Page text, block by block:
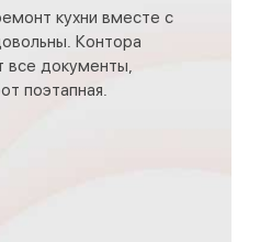
кухни вместе с
Контора
все документы,
поэтапная.